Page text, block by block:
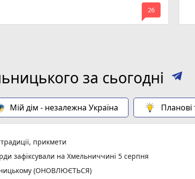
mode_comment
26
за сьогодні
Мій дім - незалежна Україна Планові
прикмети
зафіксували на Хмельниччині 5 серпня
(ОНОВЛЮЄТЬСЯ)